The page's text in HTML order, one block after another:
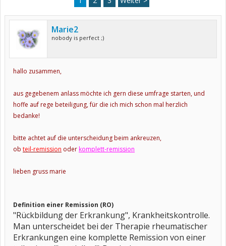
Marie2
nobody is perfect ;)
hallo zusammen,
aus gegebenem anlass möchte ich gern diese umfrage starten,und
hoffe auf rege beteiligung, für die ich mich schon mal herzlich
bedanke!
bitte achtet auf die unterscheidung beim ankreuzen,
ob teil-remission oderkomplett-remission
lieben gruss marie
Definition einer Remission (RO)
"Rückbildung der Erkrankung", Krankheitskontrolle.
Man unterscheidet bei der Therapie rheumatischer
Erkrankungen eine komplette Remission von einer